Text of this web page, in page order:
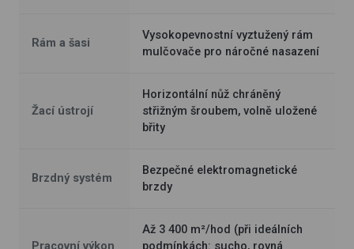
Rám a šasi
Vysokopevnostní vyztužený rám
mulčovače pro náročné nasazení
Žací ústrojí
Horizontální nůž chráněný
střižným šroubem, volně uložené
břity
Brzdný systém
Bezpečné elektromagnetické
brzdy
Pracovní výkon
Až 3 400 m²/hod (při ideálních
podmínkách: sucho, rovná